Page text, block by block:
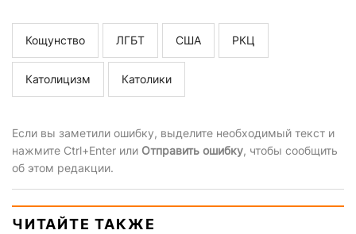
Кощунство ЛГБТ США РКЦ
Католицизм Католики
Если вы заметили ошибку, выделите необходимый текст и
нажмите Ctrl+Enter или Отправить ошибку, чтобы сообщить
об этом редакции.
ЧИТАЙТЕ ТАКЖЕ